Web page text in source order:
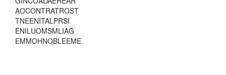
AOCONTRATROST
TNEENITALPRSI
ENILUOMSMLIAG
EMMOHNOBLEEME